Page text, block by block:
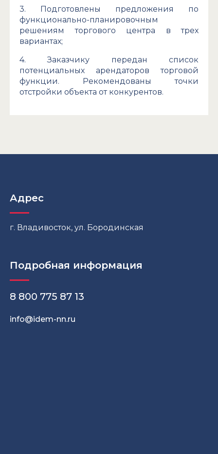
3. Подготовлены предложения по
функционально-планировочным
решениям торгового центра в трех
вариантах;
4. Заказчику передан список
потенциальных арендаторов торговой
функции. Рекомендованы точки
отстройки объекта от конкурентов.
Адрес
г. Владивосток, ул. Бородинская
Подробная информация
8 800 775 87 13
info@idem-nn.ru